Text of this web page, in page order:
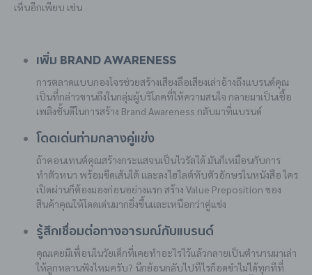
เห็นอีกเพียบ เช่น
เพิ่ม Brand Awareness
การตลาดแบบกองโจรช่วยสร้างเสียงลือเสียงเล่าอ้างถึงแบรนด์คุณ
เป็นที่กล่าวขานถึงในกลุ่มผู้บริโภคที่ให้ความสนใจ กลายมาเป็นเชื้อ
เพลิงชั้นดีในการสร้าง Brand Awareness กลับมาที่แบรนด์
โดดเด่นท่ามกลางคู่แข่ง
ถ้าคอนเทนต์คุณสร้างกระแสจนเป็นไวรัลได้ มันก็เหมือนกับการ
ทำตัวหนา พร้อมขีดเส้นใต้ และลงไฮไลต์ทับตัวอักษรในหนังสือ ใคร
เปิดผ่านก็ต้องมองก่อนอย่างแรก สร้าง Value Preposition ของ
สินค้าคุณให้โดดเด่นมากยิ่งขึ้นและเหนือกว่าคู่แข่ง
รู้สึกเชื่อมต่อทางอารมณ์กับแบรนด์
คุณเคยมีเพื่อนในวัยเด็กที่เคยทำอะไรไว้แล้วกลายเป็นตำนานมาเล่า
ให้ลูกหลานฟังไหมครับ? นึกย้อนกลับไปทีไรก็อดขำไม่ได้ทุกทีที่